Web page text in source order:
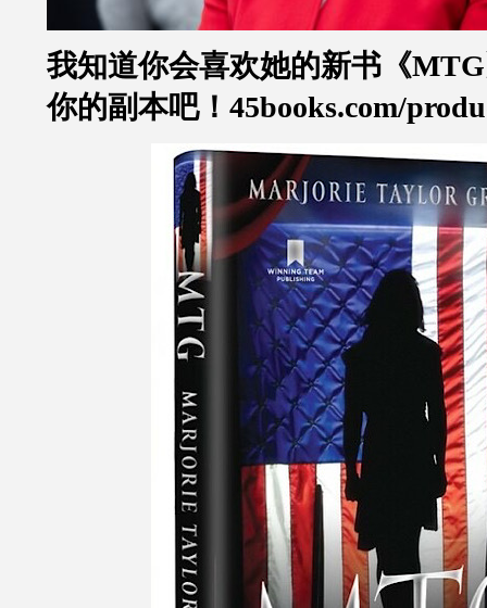
我知道你会喜欢她的新书《
你的副本吧！45books.com/